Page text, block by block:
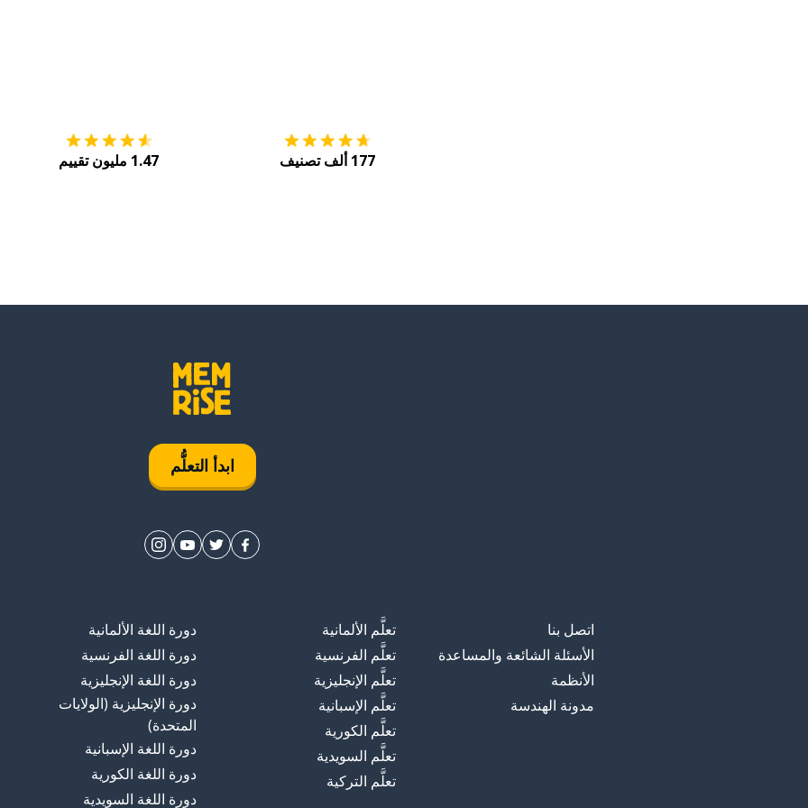
177 ألف تصنيف 1.47 مليون تقييم
ابدأ التعلُّم
اتصل بنا
الأسئلة الشائعة والمساعدة
الأنظمة
مدونة الهندسة
تعلَّم الألمانية
تعلَّم الفرنسية
تعلَّم الإنجليزية
تعلَّم الإسبانية
تعلَّم الكورية
تعلَّم السويدية
تعلَّم التركية
دورة اللغة الألمانية
دورة اللغة الفرنسية
دورة اللغة الإنجليزية
دورة الإنجليزية (الولايات
المتحدة)
دورة اللغة الإسبانية
دورة اللغة الكورية
دورة اللغة السويدية